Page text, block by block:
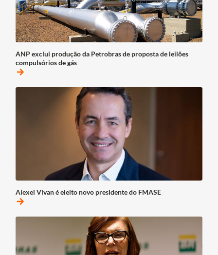
ANP exclui produção da Petrobras de proposta de leilões
compulsórios de gás
arrow_forward
Alexei Vivan é eleito novo presidente do FMASE
arrow_forward